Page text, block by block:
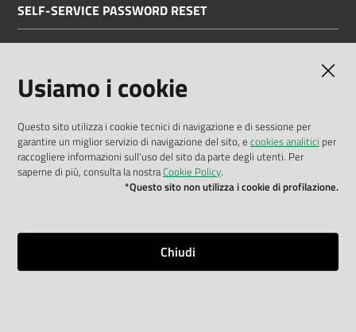
SELF-SERVICE PASSWORD RESET
Dichiarazione di accessibilità
Privacy policy
Mappa del sito
Usiamo i cookie
Questo sito utilizza i cookie tecnici di navigazione e di sessione per
garantire un miglior servizio di navigazione del sito, e cookies analitici per
raccogliere informazioni sull'uso del sito da parte degli utenti. Per
saperne di più, consulta la nostraCookie Policy.
*Questo sito non utilizza i cookie di profilazione.
Chiudi